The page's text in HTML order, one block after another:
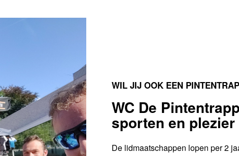
WIL JIJ OOK EEN
WC De
sporten en plezier
De lidmaatschappen lopen per 2